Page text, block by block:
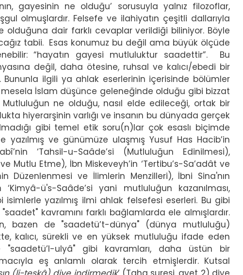
gayesinin ne olduğu’ sorusuyla yalnız filozoflar,
olmuşlardır. Felsefe ve ilahiyatın çeşitli dallarıyla
olduğuna dair farklı cevaplar verildiği biliniyor. Böyle
tabii. Esas konumuz bu değil ama büyük ölçüde
“hayatın gayesi mutluluktur saadettir”. Bu
değil, daha ötesine, ruhsal ve kalıcı/ebedi bir
ilgili ya ahlak eserlerinin içerisinde bölümler
mesela İslam düşünce geleneğinde olduğu gibi bizzat
Mutluluğun ne olduğu, nasıl elde edileceği, ortak bir
hiyerarşinin varlığı ve insanın bu dünyada gerçek
gibi temel etik soru(n)lar çok esaslı biçimde
yazılmış ve günümüze ulaşmış Yusuf Has Hacib’in
‘Tahsil-u-Saâde’si (Mutluluğun Edinilmesi),
Mutlu Etme), İbn Miskeveyh’in ‘Tertibu’s-Sa’adât ve
Düzenlenmesi ve İlimlerin Menzilleri), İbni Sina'nın
ü's-Saâde’si yani mutluluğun kazanılması,
yazılmış ilmi ahlak felsefesi eserleri. Bu gibi
kavramını farklı bağlamlarda ele almışlardır.
bazen de "saadetü’t-dünya" (dünya mutluluğu)
kalıcı, sürekli ve en yüksek mutluluğu ifade eden
"saadetü’l-ulyâ" gibi kavramları, daha üstün bir
eş anlamlı olarak tercih etmişlerdir. Kutsal